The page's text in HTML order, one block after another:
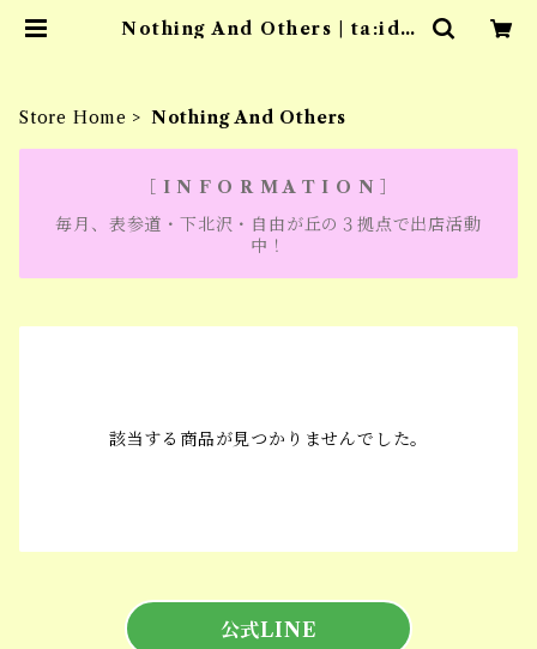
Nothing And Others | ta:id t
Store Home Nothing And Others
［ I N F O R M A T I O N ］
毎月、表参道・下北沢・自由が丘の３拠点で出店活動
中！
該当する商品が見つかりませんでした。
公式LINE